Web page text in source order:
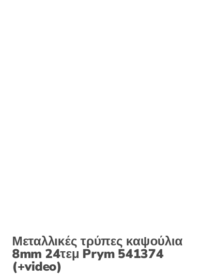
Μεταλλικές τρύπες καψούλια
8mm 24τεμ Prym 541374
(+video)